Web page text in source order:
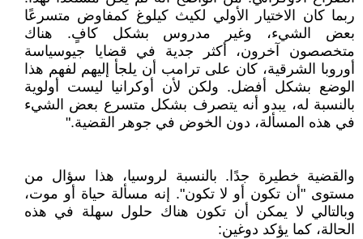
ربما كان الاختيار الأولي لكيث كيلوغ كمفاوض متسرعًا
بعض الشيء، وغير مدروس بشكل كافٍ. هناك
متخصصون آخرون، أكثر جدية في قضايا جيوسياسة
أوروبا الشرقية، كان على ترامب أن يلجأ إليهم لفهم هذا
الوضع بشكل أفضل. ولكن لأن أوكرانيا ليست أولوية
بالنسبة له، يبدو أنه يتصرف بشكل متسرع بعض الشيء
في هذه المسألة، دون الخوض في جوهر القضية."
والقضية خطيرة جدًا. بالنسبة لروسيا، هذا سؤال من
مستوى "أن تكون أو لا تكون". إنه مسألة حياة أو موت،
وبالتالي لا يمكن أن تكون هناك حلول سهلة في هذه
الحالة، كما يؤكد دوغين: